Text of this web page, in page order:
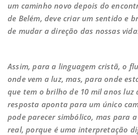
um caminho novo depois do
de Belém, deve criar um sentido e
de mudar a direção das nossas
Assim, para a linguagem cristã, o
onde vem a luz, mas, para onde
que tem o brilho de 10 mil anos luz
resposta aponta para um único
pode parecer simbólico, mas para
real, porque é uma interpretação